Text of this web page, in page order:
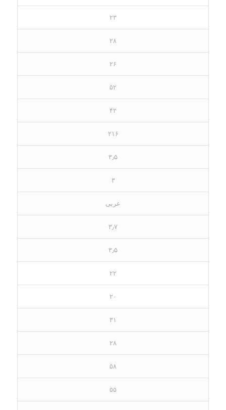
۲۳
۲۸
۲۶
۵۲
۴۲
۲۱۶
۳٫۵
۳
عربی
۳٫۷
۳٫۵
۲۲
۲۰
۳۱
۲۸
۵۸
۵۵